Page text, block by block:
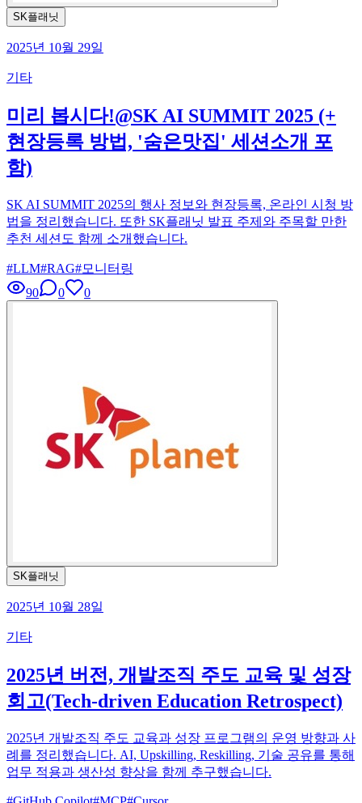
SK플래닛
2025년 10월 29일
기타
미리 봅시다!@SK AI SUMMIT 2025 (+
현장등록 방법, '숨은맛집' 세션소개 포
함)
SK AI SUMMIT 2025의 행사 정보와 현장등록, 온라인 시청 방
법을 정리했습니다. 또한 SK플래닛 발표 주제와 주목할 만한
추천 세션도 함께 소개했습니다.
#LLM#RAG#모니터링
90
0 0
SK플래닛
2025년 10월 28일
기타
2025년 버전, 개발조직 주도 교육 및 성장
회고(Tech-driven Education Retrospect)
2025년 개발조직 주도 교육과 성장 프로그램의 운영 방향과 사
례를 정리했습니다. AI, Upskilling, Reskilling, 기술 공유를 통해
업무 적용과 생산성 향상을 함께 추구했습니다.